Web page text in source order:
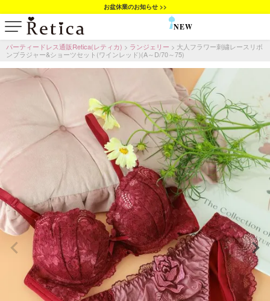
お盆休業のお知らせ >>
NEW
パーティードレス通販Retica(レティカ) ランジェリー
大人フラワー刺繍レースリボ
ンブラジャー&ショーツセット(ワインレッド)(A～D/70～75)